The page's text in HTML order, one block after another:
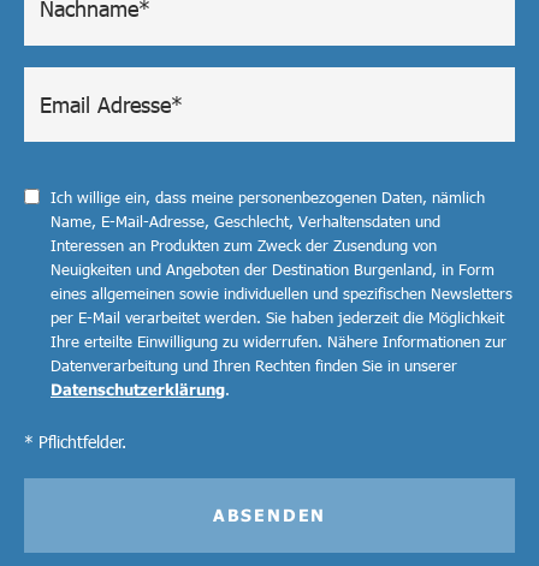
Ich willige ein, dass meine personenbezogenen Daten, nämlich
Name, E-Mail-Adresse, Geschlecht, Verhaltensdaten und
Interessen an Produkten zum Zweck der Zusendung von
Neuigkeiten und Angeboten der Destination Burgenland, in Form
eines allgemeinen sowie individuellen und spezifischen Newsletters
per E-Mail verarbeitet werden. Sie haben jederzeit die Möglichkeit
Ihre erteilte Einwilligung zu widerrufen. Nähere Informationen zur
Datenverarbeitung und Ihren Rechten finden Sie in unserer
Datenschutzerklärung.
* Pflichtfelder.
ABSENDEN